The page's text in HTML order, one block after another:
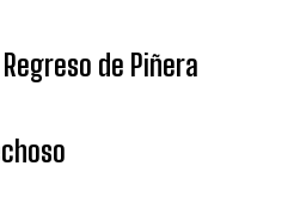
de Piñera